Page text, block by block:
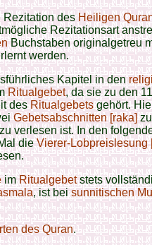
Rezitation desHeiligen
Rezitationsart
Buchstaben originalgetreu
werden.
Kapitel in den
Ritualgebet, da sie zu den
desRitualgebetsgehört.
Gebetsabschnitten [raka]
zu verlesen ist. In den
dieVierer-Lobpreislesung
imRitualgebetstets
, ist beisunnitischen
des Quran.